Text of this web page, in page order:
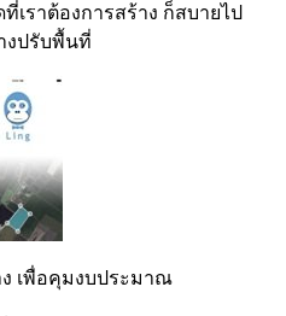
เราต้องการสร้าง ก็สบายไป
งปรับพื้นที่
เพื่อคุมงบประมาณ